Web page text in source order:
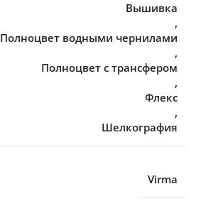
Вышивка
,
Полноцвет водными чернилами
,
Полноцвет с трансфером
,
Флекс
,
Шелкография
Virma